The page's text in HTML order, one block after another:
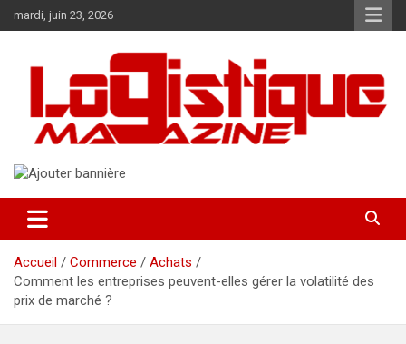
au
mardi, juin 23, 2026
Logistique Magazine
de la chaîne logistique !
Accueil Commerce
Achats
Comment les entreprises peuvent-elles gérer la volatilité des
prix de marché ?